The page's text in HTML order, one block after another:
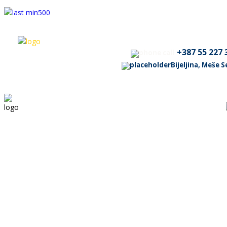
+387 55 227
Bijeljina, Meše